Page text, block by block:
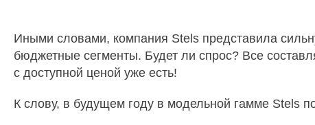
Иными словами, компания Stels представила
бюджетные сегменты. Будет ли спрос? Все
с доступной ценой уже есть!
К слову, в будущем году в модельной гамме Stels